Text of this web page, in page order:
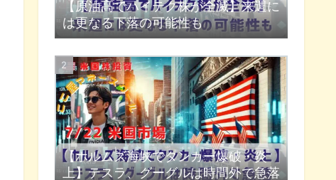
【原油高でハイテク株が全滅】来週に
は更なる下落の可能性も
【ホルムズ海峡でタンカー爆破・炎
上】テスラ、グーグルは時間外で急落